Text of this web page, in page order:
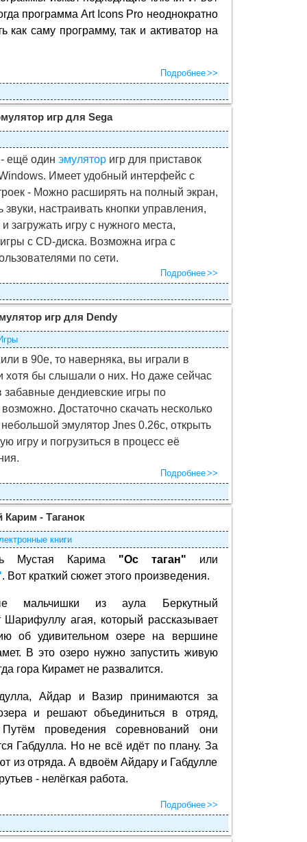
программа Art Icons Pro неоднократно
как саму программу, так и активатор на
Подробнее
игр для Sega
ещё один эмуляторигр для приставок
Имеет удобный интерфейс с
- Можно расширять на полный экран,
звуки, настраивать кнопки управления,
загружать игру с нужного места,
игры с CD-диска. Возможна игра с
по сети.
Подробнее
игр для Dendy
в 90е, то наверняка, вы играли в
хотя бы слышали о них. Но даже сейчас
забавные дендиевские игры по
Достаточно скачать несколько
эмулятор Jnes 0.26с, открыть
игру и погрузиться в процесс её
Подробнее
Карим - Таганок
книги
Мустая Карима "Ос таган" или
. Вот краткий сюжет этого произведения.
мальчишки из аула Беркутный
Шарифуллу агая, который рассказывает
об удивительном озере на вершине
В это озеро нужно запустить живую
гора Кирамет не развалится.
Айдар и Вазир принимаются за
и решают объединиться в отряд,
проведения соревнований они
Габдулла. Но не всё идёт по плану. За
из отряда. А вдвоём Айдару и Габдулле
- нелёгкая работа.
Подробнее